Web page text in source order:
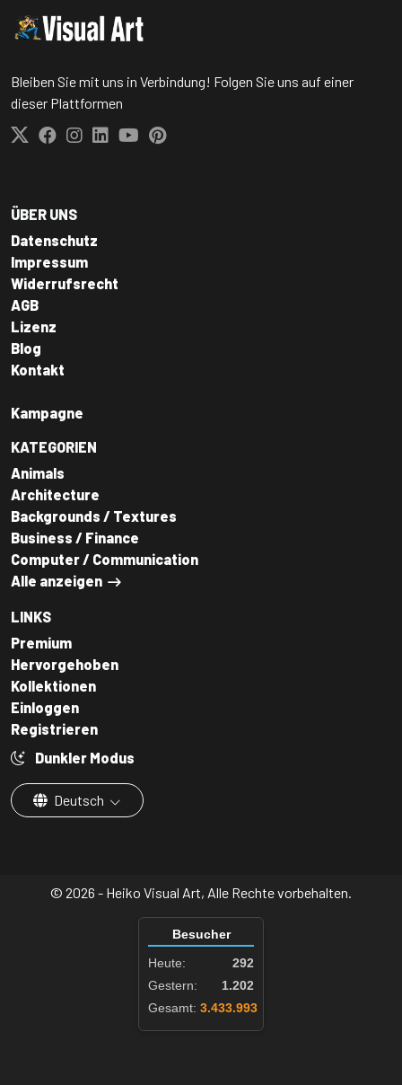
Bleiben Sie mit uns in Verbindung! Folgen Sie uns auf einer
dieser Plattformen
ÜBER UNS
Datenschutz
Impressum
Widerrufsrecht
AGB
Lizenz
Blog
Kontakt
Kampagne
KATEGORIEN
Animals
Architecture
Backgrounds / Textures
Business / Finance
Computer / Communication
Alle anzeigen
LINKS
Premium
Hervorgehoben
Kollektionen
Einloggen
Registrieren
Dunkler Modus
Deutsch
© 2026 - Heiko Visual Art, Alle Rechte vorbehalten.
Besucher
Heute:
292
Gestern:
1.202
Gesamt: 3.433.993